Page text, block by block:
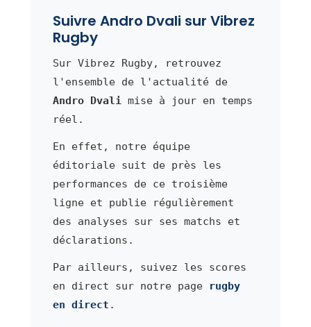
Suivre Andro Dvali sur Vibrez
Rugby
Sur Vibrez Rugby, retrouvez
l'ensemble de l'actualité de
Andro Dvalimise à jour en temps
réel.
En effet, notre équipe
éditoriale suit de près les
performances de ce troisième
ligne et publie régulièrement
des analyses sur ses matchs et
déclarations.
Par ailleurs, suivez les scores
en direct sur notre page
rugby
en direct .